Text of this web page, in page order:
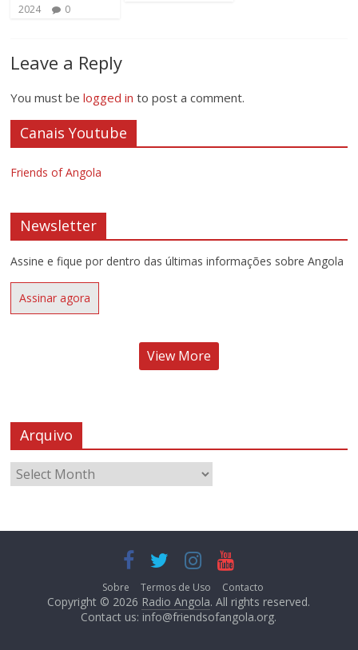
2024
0
Leave a Reply
You must belogged in to post a comment.
Canais Youtube
Friends of Angola
Newsletter
Assine e fique por dentro das últimas informações sobre Angola
Assinar agora
View More
Arquivo
Sobre Termos de Uso Contacto
Copyright © 2026 Radio Angola. All rights reserved.
Contact us: info@friendsofangola.org.